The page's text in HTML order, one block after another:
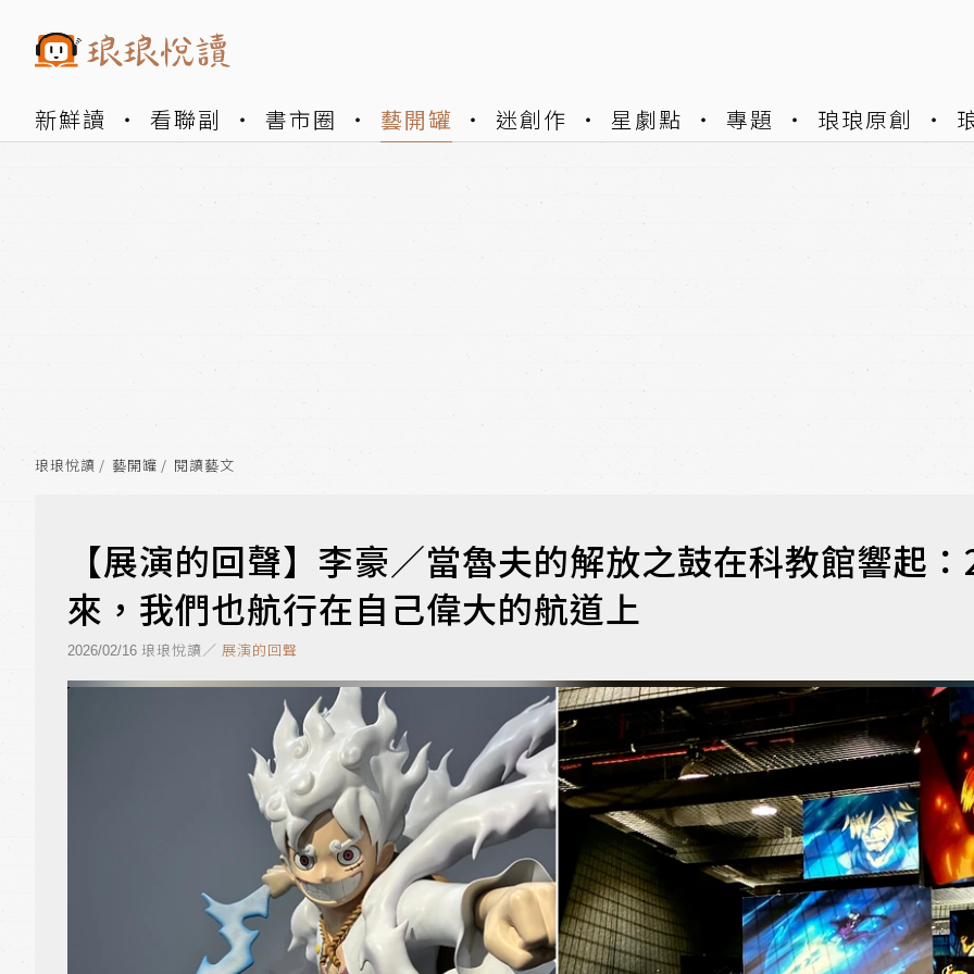
新鮮讀 看聯副 書市圈 藝開罐 迷創作 星劇點 專題 琅琅原創
琅琅悅讀 藝開罐 閱讀藝文
【展演的回聲】李豪／當魯夫的解放之鼓在科教館響起
來，我們也航行在自己偉大的航道上
2026/02/16 琅琅悅讀／ 展演的回聲